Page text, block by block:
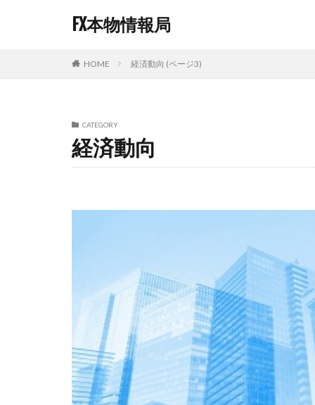
FX本物情報局
HOME 経済動向 (ページ3)
CATEGORY
経済動向